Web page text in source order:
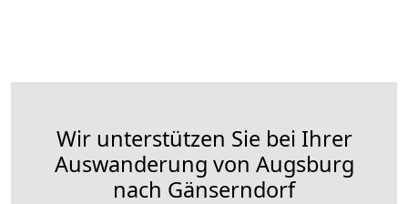
Wir unterstützen Sie bei Ihrer
Auswanderung von Augsburg
nach Gänserndorf